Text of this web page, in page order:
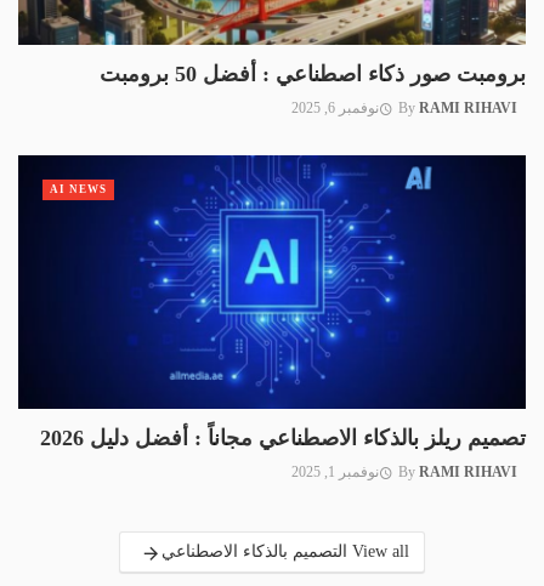
برومبت صور ذكاء اصطناعي : أفضل 50 برومبت
By RAMI RIHAVI نوفمبر 6, 2025
تصميم ريلز بالذكاء الاصطناعي مجاناً : أفضل دليل 2026
By RAMI RIHAVI نوفمبر 1, 2025
AI NEWS
View all التصميم بالذكاء الاصطناعي